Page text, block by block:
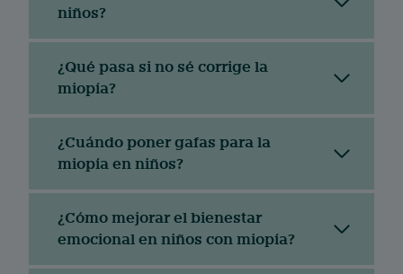
niños?
¿Qué pasa si no sé corrige la
miopía?
¿Cuándo poner gafas para la
miopía en niños?
¿Cómo mejorar el bienestar
emocional en niños con miopía?